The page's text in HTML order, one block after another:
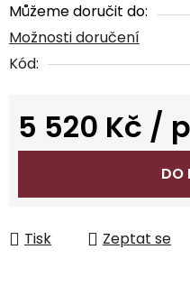
Můžeme doručit do:
Možnosti doručení
Kód:
5 520 Kč /
Měrná cena:
DO
Tisk Zeptat se